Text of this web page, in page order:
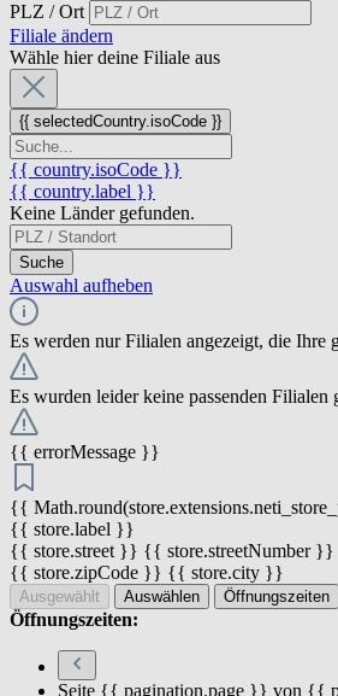
PLZ / Ort
Filiale ändern
Wähle hier deine Filiale aus
{{ selectedCountry.isoCode }}
{{ country.isoCode }}
{{ country.label }}
Keine Länder gefunden.
Suche
Auswahl aufheben
Es werden nur Filialen angezeigt, die Ihre
Es wurden leider keine passenden Filialen
{{ errorMessage }}
{{
{{ store.label }}
{{ store.street }} {{ store.streetNumber }}
{{ store.zipCode }} {{ store.city }}
Ausgewählt Auswählen Öffnungszeiten
Öffnungszeiten:
Seite {{ pagination.page }} von {{